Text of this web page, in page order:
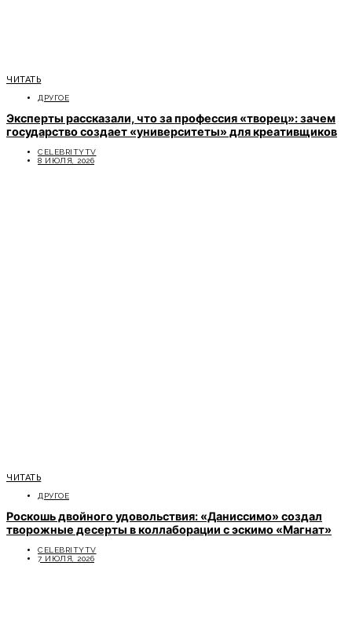
ЧИТАТЬ
ДРУГОЕ
Эксперты рассказали, что за профессия «творец»: зачем
государство создает «университеты» для креативщиков
CELEBRITYTV
8 ИЮЛЯ, 2026
ЧИТАТЬ
ДРУГОЕ
Роскошь двойного удовольствия: «Даниссимо» создал
творожные десерты в коллаборации с эскимо «Магнат»
CELEBRITYTV
7 ИЮЛЯ, 2026